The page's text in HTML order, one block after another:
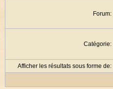
Forum:
Catégorie:
Afficher les résultats sous forme de: